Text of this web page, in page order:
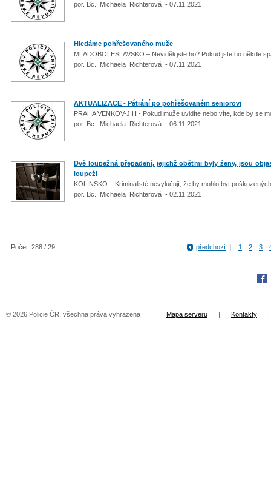
por. Bc. Michaela Richterová - 07.11.2021
Hledáme pohřešovaného muže
MLADOBOLESLAVSKO – Neviděli jste ho? Pokud jste ho někde
por. Bc. Michaela Richterová - 07.11.2021
AKTUALIZACE - Pátrání po pohřešovaném seniorovi
PRAHA VENKOV-JIH - Pokud muže uvidíte nebo víte, kde by se
por. Bc. Michaela Richterová - 06.11.2021
Dvě loupežná přepadení, jejichž oběťmi byly ženy, jsou
loupeži
KOLÍNSKO – Kriminalisté nevylučují, že by mohlo být
por. Bc. Michaela Richterová - 02.11.2021
Počet: 288 / 29 předchozí | 1 2 3
© 2026 Policie ČR, všechna práva vyhrazena Mapa serveru | Kontakty |